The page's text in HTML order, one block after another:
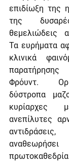
επιδίωξη της
της
θεμελιώδεις
Τα ευρήματα
κλινικά
Φρόυντ.
δύστροπα
κυρίαρχες
ανεπίλυτες